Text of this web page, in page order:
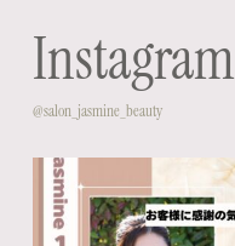
Instagram
@salon_jasmine_beauty